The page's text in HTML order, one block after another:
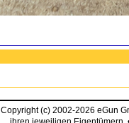
Copyright (c) 2002-2026 eGun